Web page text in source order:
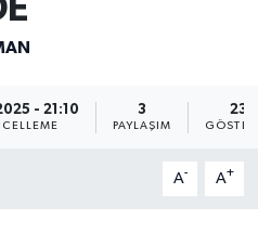
- 21:10 3
PAYLAŞIM
23
A- A+